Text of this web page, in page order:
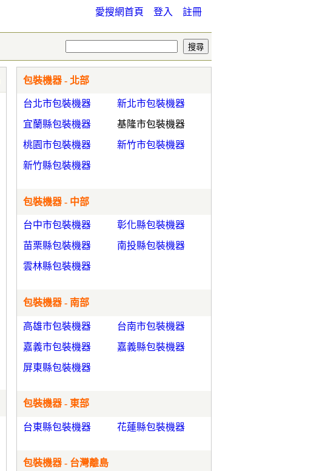
愛搜網首頁 登入 註冊
包裝機器 - 北部
台北市包裝機器
新北市包裝機器
宜蘭縣包裝機器
基隆市包裝機器
桃園市包裝機器
新竹市包裝機器
新竹縣包裝機器
包裝機器 - 中部
台中市包裝機器
彰化縣包裝機器
苗栗縣包裝機器
南投縣包裝機器
雲林縣包裝機器
包裝機器 - 南部
高雄市包裝機器
台南市包裝機器
嘉義市包裝機器
嘉義縣包裝機器
屏東縣包裝機器
包裝機器 - 東部
台東縣包裝機器 花蓮縣包裝機器
包裝機器 - 台灣離島